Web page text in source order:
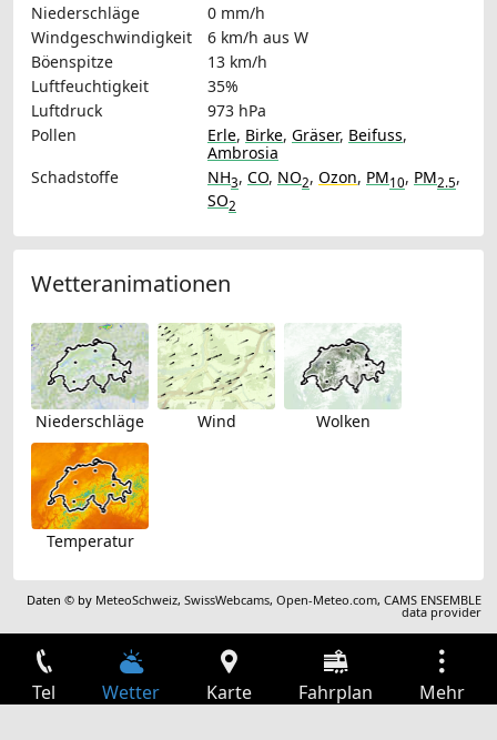
Niederschläge
0 mm/h
Windgeschwindigkeit
6 km/h aus W
Böenspitze
13 km/h
Luftfeuchtigkeit
35%
Luftdruck
973 hPa
Pollen
Erle, Birke, Gräser, Beifuss,
Ambrosia
Schadstoffe
NH3, CO, NO2, Ozon, PM10, PM2.5,
SO2
Wetteranimationen
Niederschläge Wind Wolken
Temperatur
Daten © by MeteoSchweiz,SwissWebcams,Open-Meteo.com,CAMS ENSEMBLE
data provider
Tel Wetter Karte Fahrplan Mehr